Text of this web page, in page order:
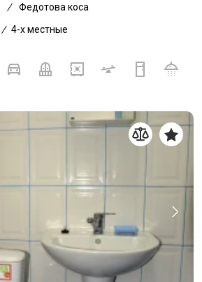
/
Федотова коса
/ 4-x местные